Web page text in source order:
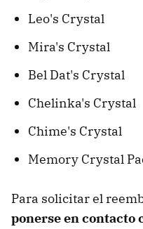
Leo's Crystal
Mira's Crystal
Bel Dat's Crystal
Chelinka's Crystal
Chime's Crystal
Memory Crystal
Para solicitar el
ponerse en contacto